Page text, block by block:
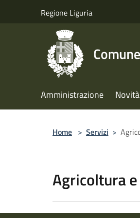
Regione Liguria
Amministrazione Novità
Home > Servizi >
Agricoltura